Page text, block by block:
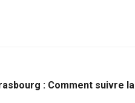
: Comment suivre la